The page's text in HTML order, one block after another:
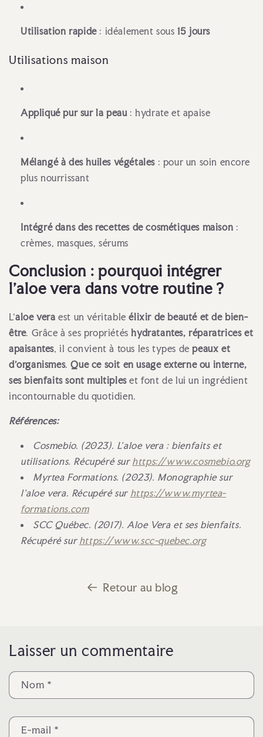
Utilisation rapide: idéalement sous15 jours
Utilisations maison
Appliqué pur sur la peau: hydrate et apaise
Mélangé à des huiles végétales : pour un soin encore
plus nourrissant
Intégré dans des recettes de cosmétiques maison :
crèmes, masques, sérums
Conclusion : pourquoi intégrer
l’aloe vera dans votre routine ?
L’aloe vera est un véritableélixir de beauté et de bien-
être. Grâce à ses propriétéshydratantes, réparatrices et
apaisantes, il convient à tous les types depeaux et
d’organismes.Que ce soit en usage externe ou interne,
ses bienfaits sont multipleset font de lui un ingrédient
incontournable du quotidien.
Références:
Cosmebio. (2023). L’aloe vera : bienfaits et
utilisations. Récupéré sur https://www.cosmebio.org
Myrtea Formations. (2023). Monographie sur
l’aloe vera. Récupéré sur https://www.myrtea-
formations.com
SCC Québec. (2017). Aloe Vera et ses bienfaits.
Récupéré sur https://www.scc-quebec.org
Retour au blog
Laisser un commentaire
Nom *
E-mail *